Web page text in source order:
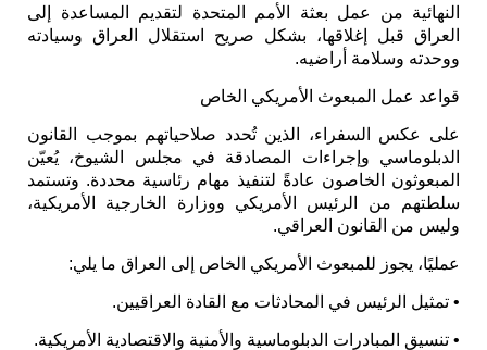
النهائية من عمل بعثة الأمم المتحدة لتقديم المساعدة إلى
العراق قبل إغلاقها، بشكل صريح استقلال العراق وسيادته
ووحدته وسلامة أراضيه.
قواعد عمل المبعوث الأمريكي الخاص
على عكس السفراء، الذين تُحدد صلاحياتهم بموجب القانون
الدبلوماسي وإجراءات المصادقة في مجلس الشيوخ، يُعيّن
المبعوثون الخاصون عادةً لتنفيذ مهام رئاسية محددة. وتستمد
سلطتهم من الرئيس الأمريكي ووزارة الخارجية الأمريكية،
وليس من القانون العراقي.
عمليًا، يجوز للمبعوث الأمريكي الخاص إلى العراق ما يلي:
• تمثيل الرئيس في المحادثات مع القادة العراقيين.
• تنسيق المبادرات الدبلوماسية والأمنية والاقتصادية الأمريكية.